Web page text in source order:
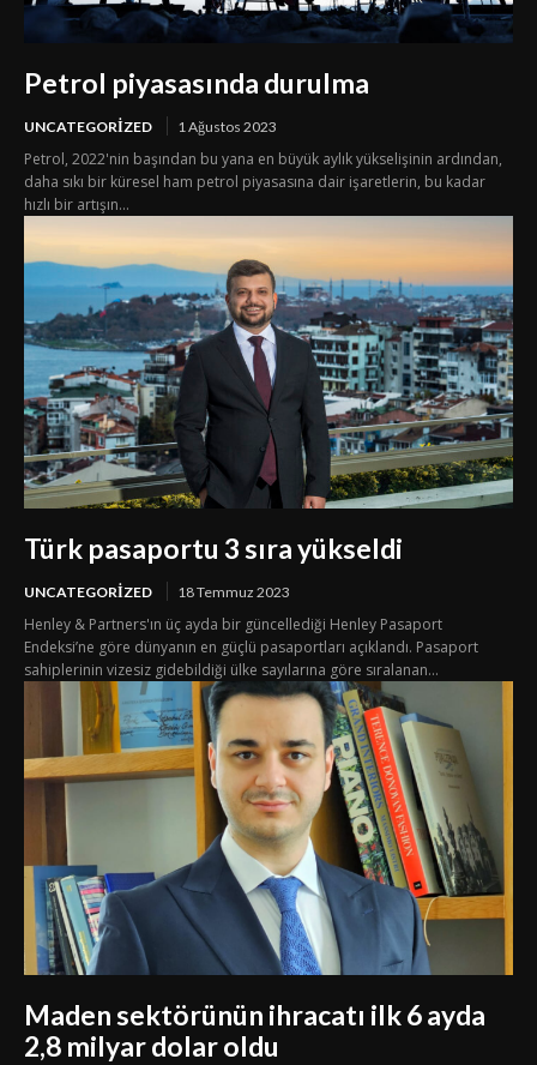
Petrol piyasasında durulma
UNCATEGORIZED 1 Ağustos 2023
Petrol, 2022'nin başından bu yana en büyük aylık yükselişinin ardından,
daha sıkı bir küresel ham petrol piyasasına dair işaretlerin, bu kadar
hızlı bir artışın...
Türk pasaportu 3 sıra yükseldi
UNCATEGORIZED 18 Temmuz 2023
Henley & Partners'ın üç ayda bir güncellediği Henley Pasaport
Endeksi’ne göre dünyanın en güçlü pasaportları açıklandı. Pasaport
sahiplerinin vizesiz gidebildiği ülke sayılarına göre sıralanan...
Maden sektörünün ihracatı ilk 6 ayda
2,8 milyar dolar oldu